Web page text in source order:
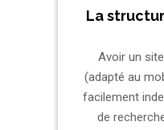
La
Avoir un
(adapté au
facilement
de